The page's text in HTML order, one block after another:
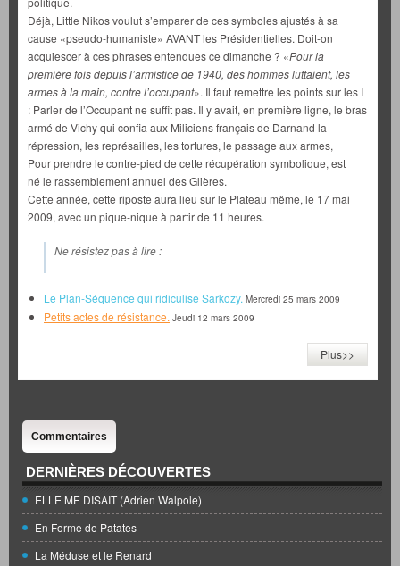
Déjà, Little Nikos voulut s’emparer de ces symboles ajustés à sa
cause «pseudo-humaniste» AVANT les Présidentielles. Doit-on
acquiescer à ces phrases entendues ce dimanche ? «Pour la
première fois depuis l’armistice de 1940, des hommes luttaient, les
armes à la main, contre l’occupant». Il faut remettre les points sur les I
: Parler de l’Occupant ne suffit pas. Il y avait, en première ligne, le bras
armé de Vichy qui confia aux Miliciens français de Darnand la
répression, les représailles, les tortures, le passage aux armes,
Pour prendre le contre-pied de cette récupération symbolique, est
né le rassemblement annuel des Glières.
Cette année, cette riposte aura lieu sur le Plateau même, le 17 mai
2009, avec un pique-nique à partir de 11 heures.
Ne résistez pas à lire :
Le Plan-Séquence qui ridiculise Sarkozy. Mercredi 25 mars 2009
Petits actes de résistance. Jeudi 12 mars 2009
Plus>>
Commentaires
DERNIÈRES DÉCOUVERTES
ELLE ME DISAIT (Adrien Walpole)
En Forme de Patates
La Méduse et le Renard